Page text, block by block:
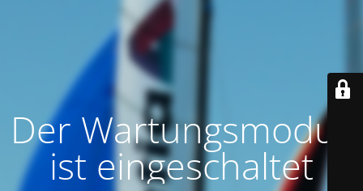
Der Wartungsmodus
ist eingeschaltet